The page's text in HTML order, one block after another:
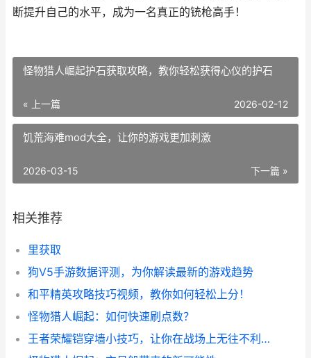
断提升自己的水平，成为一名真正的铳枪高手！
怪物猎人崛起护石获取攻略，教你轻松获得心仪的护石
« 上一篇 2026-02-12
饥荒海难mod大全，让你的游戏更加刺激
下一篇 »
2026-03-15
相关推荐
里获取
狗V5手游数据评测，为你解读最新的游戏趋势
和平精英攻略技巧视频，教你如何轻松上分！
怪物猎人崛起：如何快速刷点数？
王者荣耀铠穿墙小技巧，让你在战场上无往不利！